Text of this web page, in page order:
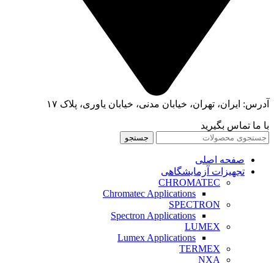
آدرس: ایران، تهران، خیابان مدنی، خیابان یاوری، پلاک ۱۷
با ما تماس بگیرید
جستجو
صفحه اصلی
تجهیزات آزمایشگاهی
CHROMATEC
Chromatec Applications
SPECTRON
Spectron Applications
LUMEX
Lumex Applications
TERMEX
NXA